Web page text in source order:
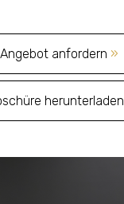
Angebot anfordern »
herunterladen